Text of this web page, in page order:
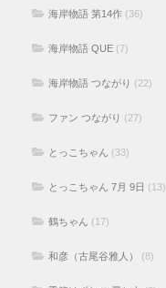
海岸物語 第14作 (36)
海岸物語 QUE (7)
海岸物語 つながり (22)
ファン つながり (27)
とっこちゃん (33)
とっこちゃん 7月 9日 (13)
鶴ちゃん (17)
和彦（古尾谷雅人） (8)